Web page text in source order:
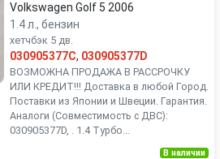
Volkswagen Golf 5 2006
1.4 л., бензин
хетчбэк 5 дв.
030905377C, 030905377D
ВОЗМОЖНА ПРОДАЖА В РАССРОЧКУ
ИЛИ КРЕДИТ!!! Доставка в любой Город.
Поставки из Японии и Швеции. Гарантия.
Аналоги (Совместимость с ДВС):
030905377D, . 1.4 Турбо...
В наличии